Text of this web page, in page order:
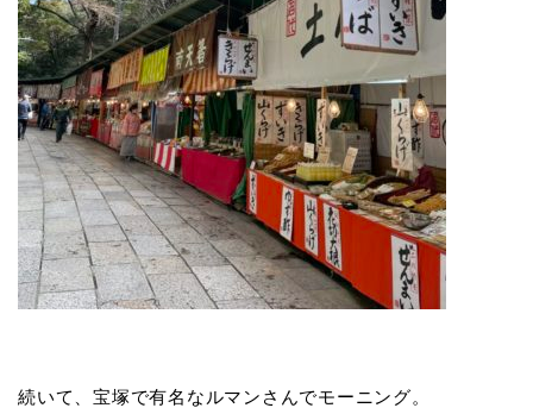
続いて、宝塚で有名なルマンさんでモーニング。